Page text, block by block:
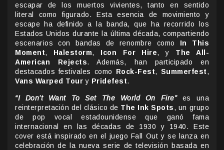
escapar de los muertos vivientes, tanto en sentido
literal como figurado. Esta esencia de movimiento y
escape ha definido a la banda, que ha recorrido los
Estados Unidos durante la última década, compartiendo
escenarios con bandas de renombre como In This
Moment, Halestorm, Icon For Hire, y The All-
American Rejects. Además, han participado en
destacados festivales como Rock-Fest, Summerfest,
Vans Warped Tour y Pridefest.
“I Don’t Want To Set The World On Fire” es una
reinterpretación del clásico de The Ink Spots, un grupo
de pop vocal estadounidense que ganó fama
internacional en las décadas de 1930 y 1940. Este
cover está inspirado en el juego Fall Out y se lanza en
celebración de la nueva serie de televisión basada en